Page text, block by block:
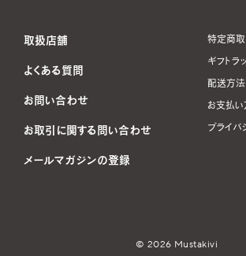
取扱店舗
よくある質問
お問い合わせ
お取引に関する問い合わせ
メールマガジンの登録
特定商
ギフトラ
配送方法
お支払
プライバ
© 2026 Mustakivi